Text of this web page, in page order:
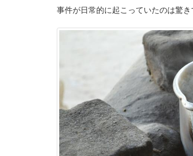
事件が日常的に起こっていたのは驚き